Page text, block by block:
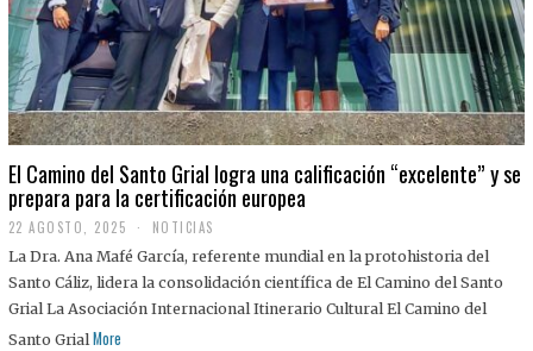
El Camino del Santo Grial logra una calificación “excelente” y se
prepara para la certificación europea
22 AGOSTO, 2025
2
A
G
O
S
NOTICIAS
La Dra. Ana Mafé García, referente mundial en la protohistoria del
Santo Cáliz, lidera la consolidación científica de El Camino del Santo
Grial La Asociación Internacional Itinerario Cultural El Camino del
Santo Grial More